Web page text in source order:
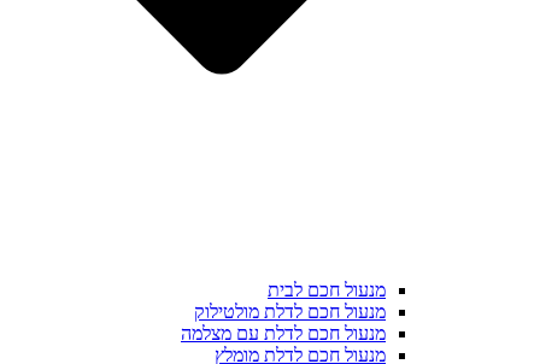
מנעול חכם לבית
מנעול חכם לדלת מולטילוק
מנעול חכם לדלת עם מצלמה
מנעול חכם לדלת מומלץ